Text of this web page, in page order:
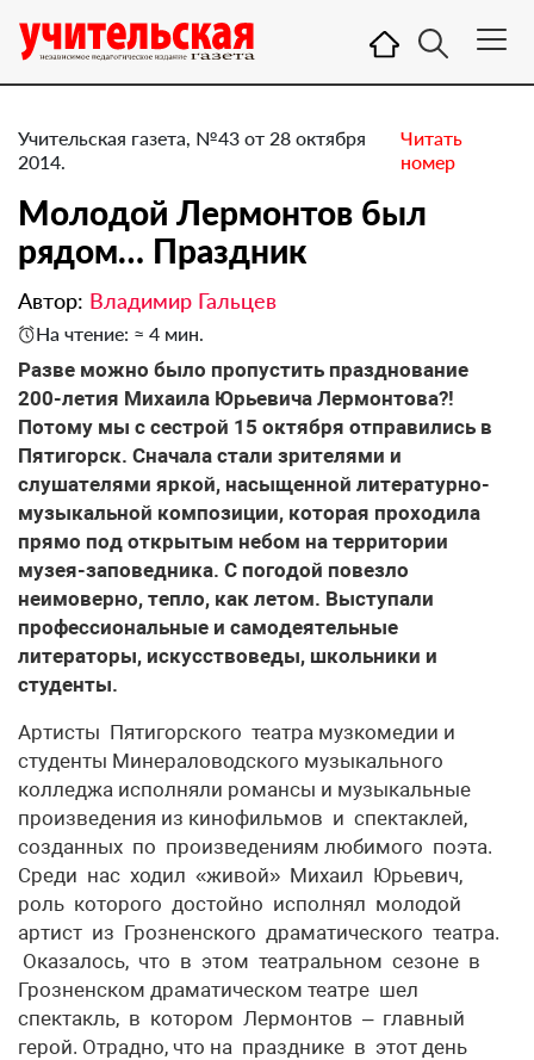
Учительская газета, №43 от 28 октября
2014.
Читать
номер
Молодой Лермонтов был
рядом… Праздник
Автор: Владимир Гальцев
На чтение: ≈ 4 мин.
Разве можно было пропустить празднование
200-летия Михаила Юрьевича Лермонтова?!
Потому мы с сестрой 15 октября отправились в
Пятигорск. Сначала стали зрителями и
слушателями яркой, насыщенной литературно-
музыкальной композиции, которая проходила
прямо под открытым небом на территории
музея-заповедника. С погодой повезло
неимоверно, тепло, как летом. Выступали
профессиональные и самодеятельные
литераторы, искусствоведы, школьники и
студенты.
Артисты Пятигорского театра музкомедии и
студенты Минераловодского музыкального
колледжа исполняли романсы и музыкальные
произведения из кинофильмов и спектаклей,
созданных по произведениям любимого поэта.
Среди нас ходил «живой» Михаил Юрьевич,
роль которого достойно исполнял молодой
артист из Грозненского драматического театра.
Оказалось, что в этом театральном сезоне в
Грозненском драматическом театре шел
спектакль, в котором Лермонтов – главный
герой. Отрадно, что на празднике в этот день